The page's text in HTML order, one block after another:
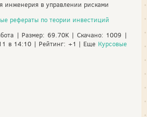
инженерия в управлении рисками
рефераты по теории инвестиций
| Размер: 69.70K | Скачано: 1009 |
в 14:10 | Рейтинг: +1 | Еще Курсовые